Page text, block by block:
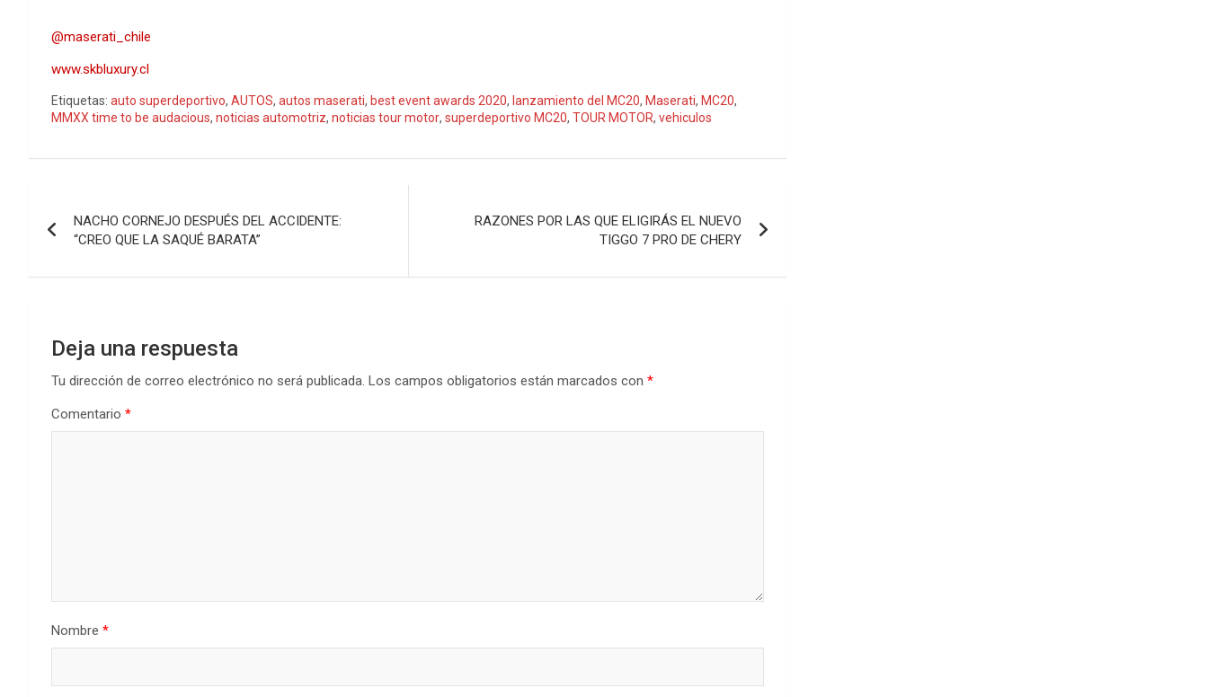
@maserati_chile
www.skbluxury.cl
Etiquetas: auto superdeportivo, AUTOS, autos maserati, best event awards 2020, lanzamiento del MC20, Maserati, MC20,
MMXX time to be audacious, noticias automotriz, noticias tour motor, superdeportivo MC20, TOUR MOTOR, vehiculos
de
entradas
NACHO CORNEJO DESPUÉS DEL ACCIDENTE:
“CREO QUE LA SAQUÉ BARATA”
RAZONES POR LAS QUE ELIGIRÁS EL NUEVO
TIGGO 7 PRO DE CHERY
Deja una respuesta
Tu dirección de correo electrónico no será publicada. Los campos obligatorios están marcados con *
Comentario *
Nombre *